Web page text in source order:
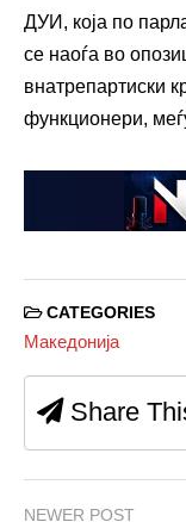
ДУИ, која по
се наоѓа во
внатрепартиски
функционери,
CATEGORIES
Македонија
Share
NEWER POST